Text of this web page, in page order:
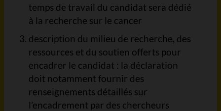
temps de travail du candidat sera dédié
à la recherche sur le cancer
description du milieu de recherche, des
ressources et du soutien offerts pour
encadrer le candidat : la déclaration
doit notamment fournir des
renseignements détaillés sur
l’encadrement par des chercheurs